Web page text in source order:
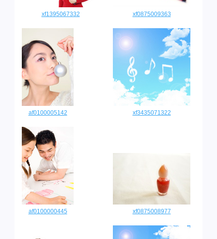
xf1395067332 xf0875009363
af0100005142 xf3435071322
af0100000445 xf0875008977